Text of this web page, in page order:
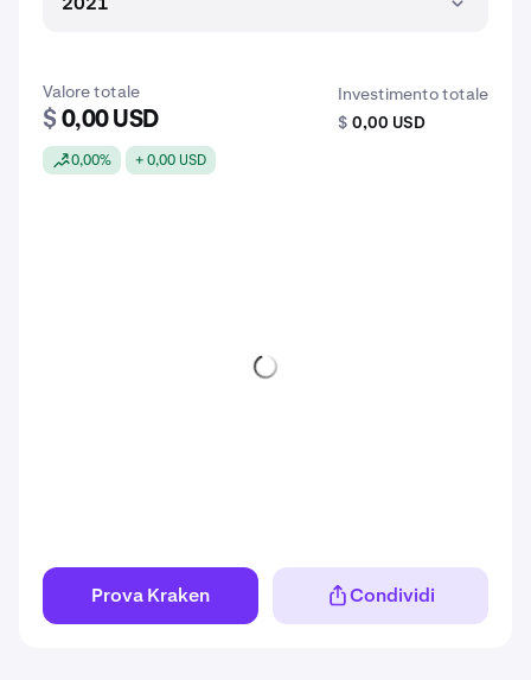
Valore totale
$ 0,00 USD
0,00% + 0,00 USD
Investimento totale
$ 0,00 USD
Prova Kraken Condividi